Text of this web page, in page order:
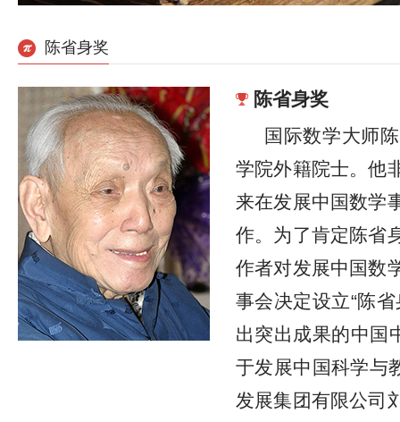
陈省身奖
陈省身奖
国际数学大师
学院外籍院士。他
来在发展中国数学
作。为了肯定陈省
作者对发展中国数
事会决定设立“陈
出突出成果的中国
于发展中国科学与
发展集团有限公司